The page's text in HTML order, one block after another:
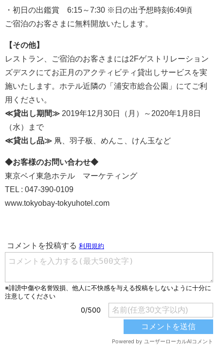
・初日の出鑑賞 6:15～7:30 ※日の出予想時刻6:49頃
ご宿泊のお客さまに無料開放いたします。
【その他】
レストラン、ご宿泊のお客さまには2Fゲストリレーション
ズデスクにてお正月のアクティビティ貸出しサービスを実
施いたします。ホテル近隣の「浦安市総合公園」にてご利
用ください。
≪貸出し期間≫ 2019年12月30日（月）～2020年1月8日
（水）まで
≪貸出し品≫ 凧、羽子板、めんこ、けん玉など
◆お客様のお問い合わせ◆
東京ベイ東急ホテル マーケティング
TEL : 047-390-0109
www.tokyobay-tokyuhotel.com